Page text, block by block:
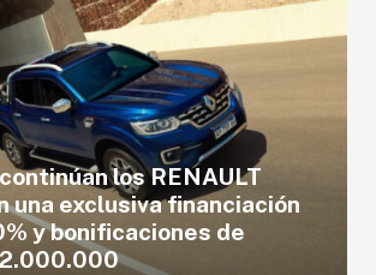
los RENAULT
una exclusiva financiación
y bonificaciones de